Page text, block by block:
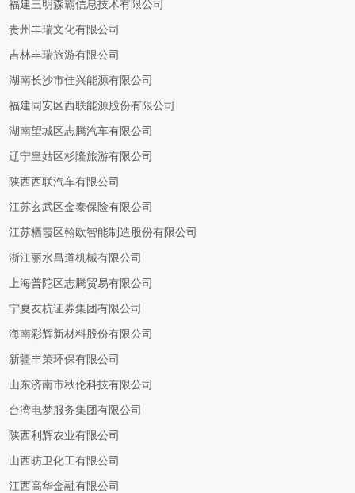
福建三明森霸信息技术有限公司
贵州丰瑞文化有限公司
吉林丰瑞旅游有限公司
湖南长沙市佳兴能源有限公司
福建同安区西联能源股份有限公司
湖南望城区志腾汽车有限公司
辽宁皇姑区杉隆旅游有限公司
陕西西联汽车有限公司
江苏玄武区金泰保险有限公司
江苏栖霞区翰欧智能制造股份有限公司
浙江丽水昌道机械有限公司
上海普陀区志腾贸易有限公司
宁夏友杭证券集团有限公司
海南彩辉新材料股份有限公司
新疆丰策环保有限公司
山东济南市秋伦科技有限公司
台湾电梦服务集团有限公司
陕西利辉农业有限公司
山西昉卫化工有限公司
江西高华金融有限公司